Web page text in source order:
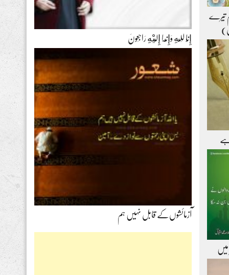
إِنَّا لِلّهِ وَإِنَّـا إِلَيْهِ رَاجِعونَ
آزمائشوں‌کے قابل نہیں ہم
تیرے
میں